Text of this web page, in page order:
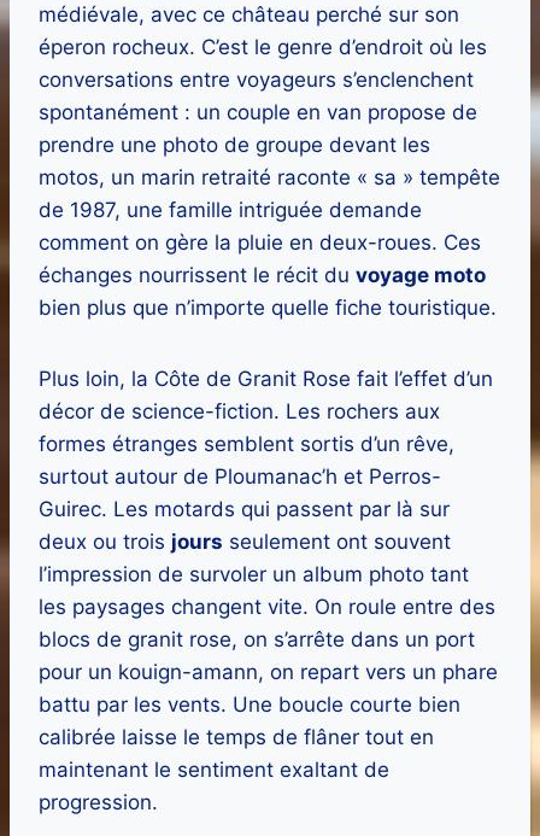
médiévale, avec ce château perché sur son
éperon rocheux. C’est le genre d’endroit où les
conversations entre voyageurs s’enclenchent
spontanément : un couple en van propose de
prendre une photo de groupe devant les
motos, un marin retraité raconte « sa » tempête
de 1987, une famille intriguée demande
comment on gère la pluie en deux-roues. Ces
échanges nourrissent le récit du voyage moto
bien plus que n’importe quelle fiche touristique.
Plus loin, la Côte de Granit Rose fait l’effet d’un
décor de science-fiction. Les rochers aux
formes étranges semblent sortis d’un rêve,
surtout autour de Ploumanac’h et Perros-
Guirec. Les motards qui passent par là sur
deux ou trois jours seulement ont souvent
l’impression de survoler un album photo tant
les paysages changent vite. On roule entre des
blocs de granit rose, on s’arrête dans un port
pour un kouign-amann, on repart vers un phare
battu par les vents. Une boucle courte bien
calibrée laisse le temps de flâner tout en
maintenant le sentiment exaltant de
progression.